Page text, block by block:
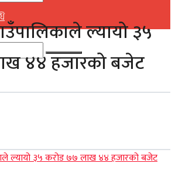
ल्यायो ३५
४४ हजारको बजेट